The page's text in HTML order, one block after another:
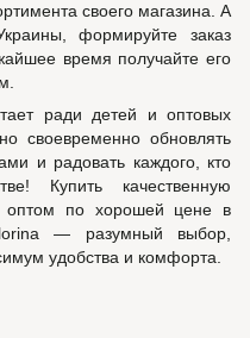
своего магазина. А
формируйте заказ
время получайте его
ради детей и оптовых
своевременно обновлять
и радовать каждого, кто
Купить качественную
оптом по хорошей цене в
— разумный выбор,
удобства и комфорта.